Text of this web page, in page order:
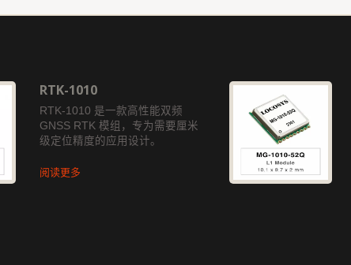
RTK-1010
RTK-1010 是一款高性能双频
GNSS RTK 模组，专为需要厘米
级定位精度的应用设计。
阅读更多